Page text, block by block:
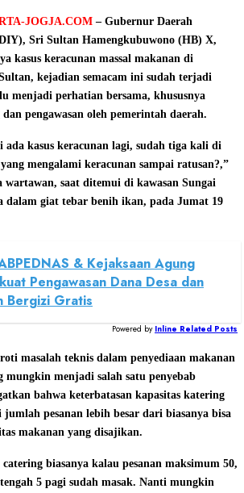
JOGJA.COM – Gubernur Daerah
Sri Sultan Hamengkubuwono (HB) X,
kasus keracunan massal makanan di
kejadian semacam ini sudah terjadi
menjadi perhatian bersama, khususnya
pengawasan oleh pemerintah daerah.
kasus keracunan lagi, sudah tiga kali di
mengalami keracunan sampai ratusan?,”
saat ditemui di kawasan Sungai
dalam giat tebar benih ikan, pada Jumat 19
& Kejaksaan Agung
Pengawasan Dana Desa dan
Bergizi Gratis
Powered by Inline Related Posts
masalah teknis dalam penyediaan makanan
mungkin menjadi salah satu penyebab
bahwa keterbatasan kapasitas katering
jumlah pesanan lebih besar dari biasanya bisa
makanan yang disajikan.
biasanya kalau pesanan maksimum 50,
5 pagi sudah masak. Nanti mungkin